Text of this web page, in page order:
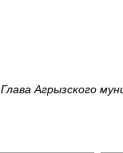
Глава Агрызского